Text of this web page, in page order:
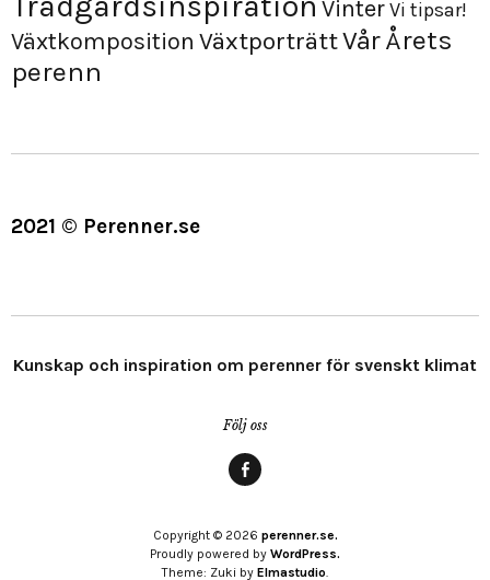
VinterVi tipsar!
Växtkomposition VäxtporträttVårÅrets
perenn
2021 © Perenner.se
Kunskap och inspiration om perenner för svenskt klimat
Följ oss
Copyright © 2026 perenner.se.
Proudly powered by WordPress.
Theme: Zuki by Elmastudio.